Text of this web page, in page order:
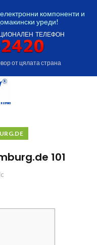
електронни компоненти и
уреди!
ТЕЛЕФОН
от цялата страна
101